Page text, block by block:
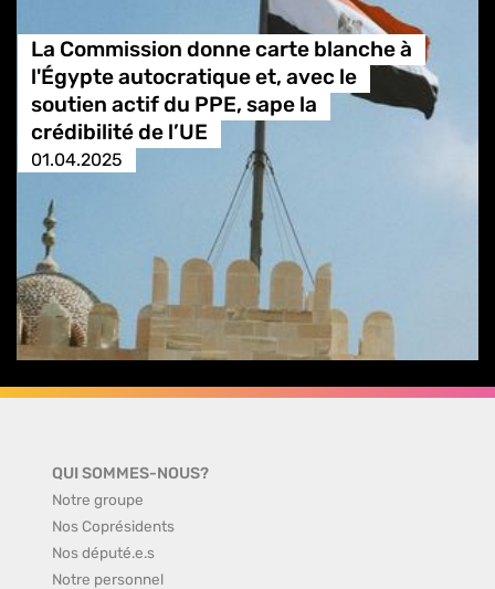
La Commission donne carte blanche à
l'Égypte autocratique et, avec le
soutien actif du PPE, sape la
crédibilité de l’UE
01.04.2025
QUI SOMMES-NOUS?
Notre groupe
Nos Coprésidents
Nos député.e.s
Notre personnel